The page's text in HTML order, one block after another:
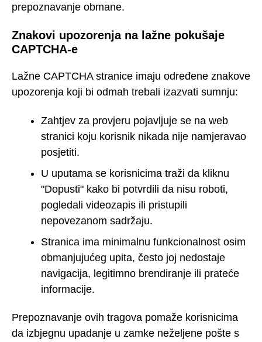
prepoznavanje obmane.
Znakovi upozorenja na lažne pokušaje
CAPTCHA-e
Lažne CAPTCHA stranice imaju određene znakove
upozorenja koji bi odmah trebali izazvati sumnju:
Zahtjev za provjeru pojavljuje se na web
stranici koju korisnik nikada nije namjeravao
posjetiti.
U uputama se korisnicima traži da kliknu
"Dopusti" kako bi potvrdili da nisu roboti,
pogledali videozapis ili pristupili
nepovezanom sadržaju.
Stranica ima minimalnu funkcionalnost osim
obmanjujućeg upita, često joj nedostaje
navigacija, legitimno brendiranje ili prateće
informacije.
Prepoznavanje ovih tragova pomaže korisnicima
da izbjegnu upadanje u zamke neželjene pošte s